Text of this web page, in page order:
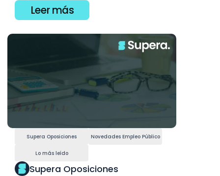
Leer más
Supera Oposiciones Novedades Empleo Público
Lo más leído
Supera Oposiciones